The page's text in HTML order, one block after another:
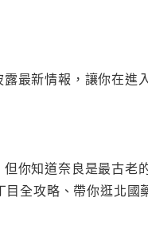
最新情報，讓你在進
你知道奈良是最古老
全攻略、帶你逛北國